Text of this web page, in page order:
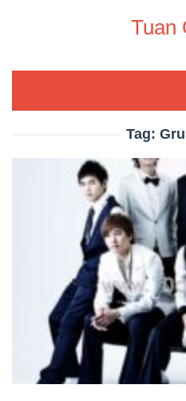
Tuan
Tag: